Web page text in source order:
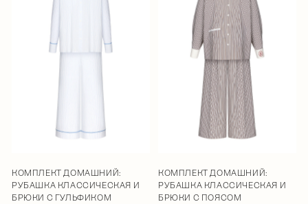
КОМПЛЕКТ ДОМАШНИЙ:
РУБАШКА КЛАССИЧЕСКАЯ И
БРЮКИ С ГУЛЬФИКОМ
КОМПЛЕКТ ДОМАШНИЙ:
РУБАШКА КЛАССИЧЕСКАЯ И
БРЮКИ С ПОЯСОМ